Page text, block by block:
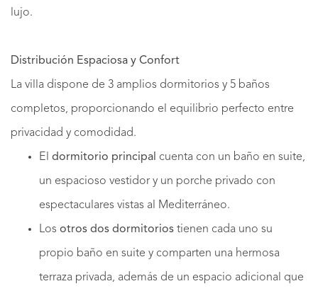
lujo.
Distribución Espaciosa y Confort
La villa dispone de 3 amplios dormitorios y 5 baños
completos, proporcionando el equilibrio perfecto entre
privacidad y comodidad.
El dormitorio principal cuenta con un baño en suite,
un espacioso vestidor y un porche privado con
espectaculares vistas al Mediterráneo.
Los otros dos dormitorios tienen cada uno su
propio baño en suite y comparten una hermosa
terraza privada, además de un espacio adicional que